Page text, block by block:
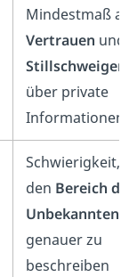
Mindestmaß an
Vertrauen und
Stillschweigen
über private
Informationen
Schwierigkeit,
den Bereich des
Unbekannten
genauer zu
beschreiben